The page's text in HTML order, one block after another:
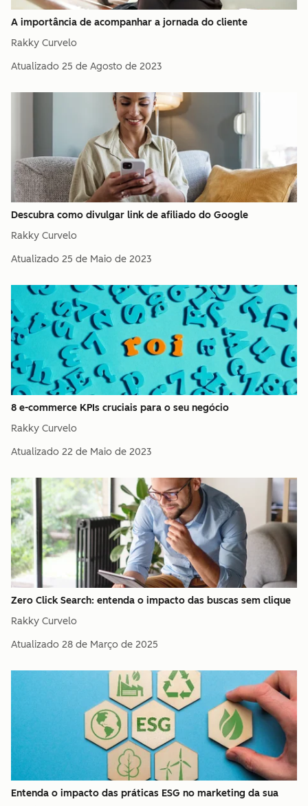
A importância de acompanhar a jornada do cliente
Rakky Curvelo
Atualizado 25 de Agosto de 2023
Descubra como divulgar link de afiliado do Google
Rakky Curvelo
Atualizado 25 de Maio de 2023
8 e-commerce KPIs cruciais para o seu negócio
Rakky Curvelo
Atualizado 22 de Maio de 2023
Zero Click Search: entenda o impacto das buscas sem clique
Rakky Curvelo
Atualizado 28 de Março de 2025
Entenda o impacto das práticas ESG no marketing da sua